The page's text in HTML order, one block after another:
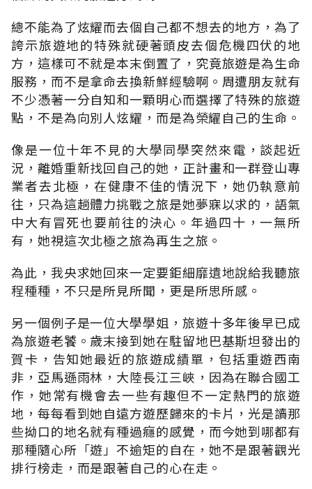
總不能為了炫耀而去個自己都不想去的地方，為了
誇示旅遊地的特殊就硬著頭皮去個危機四伏的地
方，這樣可不就是本末倒置了，究竟旅遊是為生命
服務，而不是拿命去換新鮮經驗啊。周遭朋友就有
不少憑著一分自知和一顆明心而選擇了特殊的旅遊
點，不是為向別人炫耀，而是為榮耀自己的生命。
像是一位十年不見的大學同學突然來電，談起近
況，離婚重新找回自己的她，正計畫和一群登山專
業者去北極，在健康不佳的情況下，她仍執意前
往，只為這趟體力挑戰之旅是她夢寐以求的，語氣
中大有冒死也要前往的決心。年過四十，一無所
有，她視這次北極之旅為再生之旅。
為此，我央求她回來一定要鉅細靡遺地說給我聽旅
程種種，不只是所見所聞，更是所思所感。
另一個例子是一位大學學姐，旅遊十多年後早已成
為旅遊老饕。歲末接到她在駐留地巴基斯坦發出的
賀卡，告知她最近的旅遊成績單，包括重遊西南
非，亞馬遜雨林，大陸長江三峽，因為在聯合國工
作，她常有機會去一些有趣但不一定熱門的旅遊
地，每每看到她自遠方遊歷歸來的卡片，光是讀那
些拗口的地名就有種過癮的感覺，而今她到哪都有
那種隨心所「遊」不逾矩的自在，她不是跟著觀光
排行榜走，而是跟著自己的心在走。